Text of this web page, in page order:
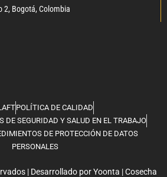
2, Bogotá, Colombia
POLÍTICA DE CALIDAD
DE SEGURIDAD Y SALUD EN EL TRABAJO
DE PROTECCIÓN DE DATOS
PERSONALES
| Desarrollado porYoonta |Cosecha